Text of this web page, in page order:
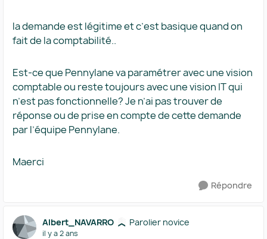
la demande est légitime et c’est basique quand on
fait de la comptabilité..
Est-ce que Pennylane va paramétrer avec une vision
comptable ou reste toujours avec une vision IT qui
n’est pas fonctionnelle? Je n’ai pas trouver de
réponse ou de prise en compte de cette demande
par l’équipe Pennylane.
Maerci
Répondre
Albert_NAVARRO Parolier novice
il y a 2 ans